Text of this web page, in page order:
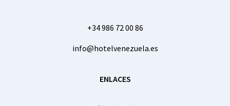
+34 986 72 00 86
info@hotelvenezuela.es
ENLACES